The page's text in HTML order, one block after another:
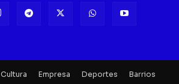
Cultura Empresa Deportes
Barrios